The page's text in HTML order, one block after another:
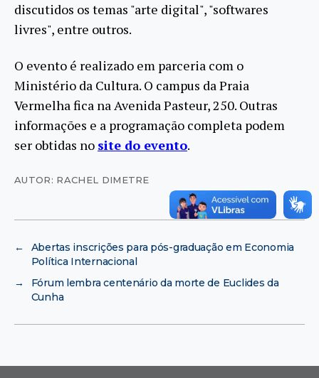
discutidos os temas "arte digital", "softwares
livres", entre outros.
O evento é realizado em parceria com o
Ministério da Cultura. O campus da Praia
Vermelha fica na Avenida Pasteur, 250. Outras
informações e a programação completa podem
ser obtidas no site do evento.
AUTOR: RACHEL DIMETRE
←
Abertas inscrições para pós-graduação em Economia
Política Internacional
→
Fórum lembra centenário da morte de Euclides da
Cunha